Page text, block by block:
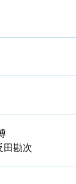
田勘次